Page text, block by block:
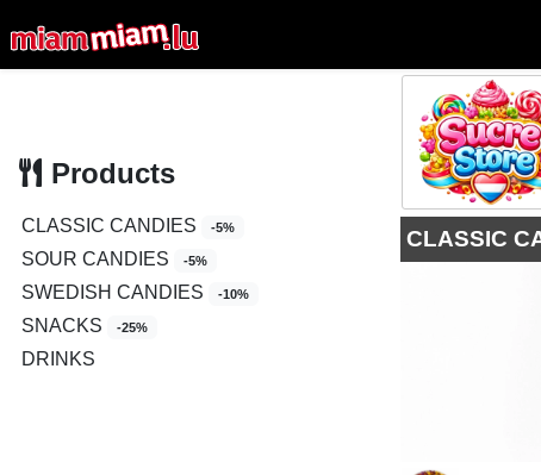
Products
CLASSIC CANDIES -5%
SOUR CANDIES -5%
SWEDISH CANDIES -10%
SNACKS -25%
DRINKS
CLASSIC